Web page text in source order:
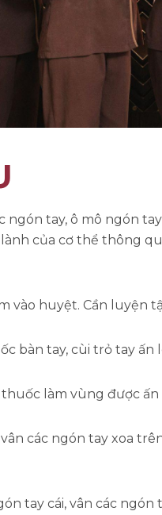
ngón tay, ô mô ngón
của cơ thể thông
vào huyệt. Cần luyện
bàn tay, cùi trỏ tay
thuốc làm vùng được
các ngón tay xoa
tay cái, vân các